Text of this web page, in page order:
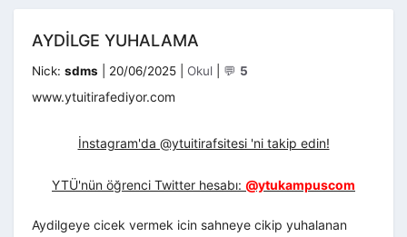
AYDILGE YUHALAMA
Nick: sdms 20/06/2025 Kategoriler
Okul 💬 5
www.ytuitirafediyor.com
İnstagram'da @ytuitirafsitesi 'ni takip edin!
YTÜ'nün öğrenci Twitter hesabı: @ytukampuscom
Aydilgeye cicek vermek icin sahneye cikip yuhalanan